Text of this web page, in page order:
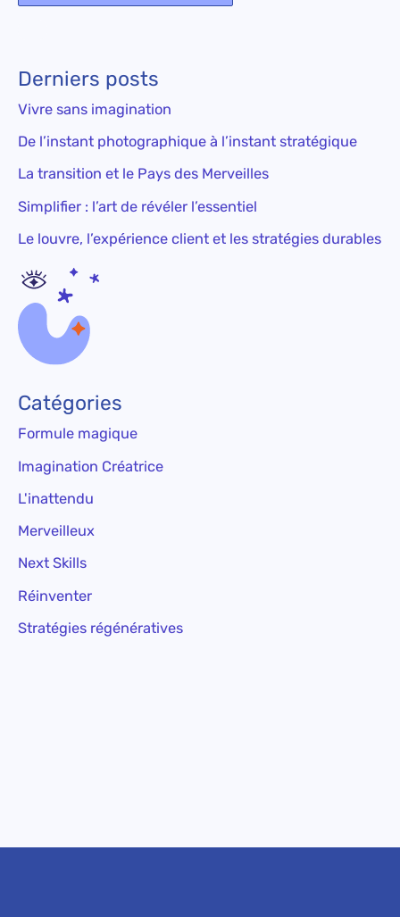
Derniers posts
Vivre sans imagination
De l’instant photographique à l’instant stratégique
La transition et le Pays des Merveilles
Simplifier : l’art de révéler l’essentiel
Le louvre, l’expérience client et les stratégies durables
Catégories
Formule magique
Imagination Créatrice
L'inattendu
Merveilleux
Next Skills
Réinventer
Stratégies régénératives